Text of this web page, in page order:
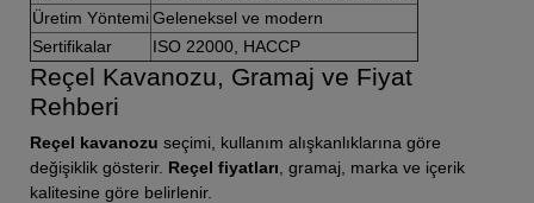
Üretim Yöntemi Geleneksel ve modern
Sertifikalar
ISO 22000, HACCP
Reçel Kavanozu, Gramaj ve Fiyat
Rehberi
Reçel kavanozu seçimi, kullanım alışkanlıklarına göre
değişiklik gösterir. Reçel fiyatları , gramaj, marka ve içerik
kalitesine göre belirlenir.